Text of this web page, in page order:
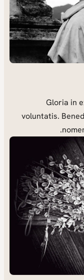
Gloria
voluntatis.